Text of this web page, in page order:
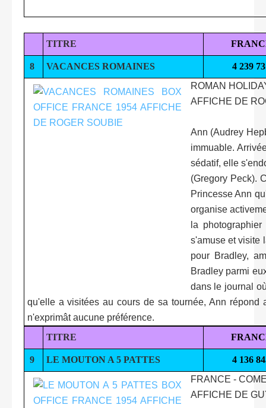
TITRE
8 VACANCES ROMAINES
4 239
ROMAN
AFFICHE DE
Ann (Audrey
immuable.
sédatif, elle
(Gregory Peck).
Princesse Ann
organise
la
s'amuse et visite
pour Bradley,
Bradley parmi
dans le journal
qu'elle a visitées au cours de sa tournée, Ann
n'exprimât aucune préférence.
TITRE
9 LE MOUTON A 5 PATTES
4 136
FRANCE -
AFFICHE DE